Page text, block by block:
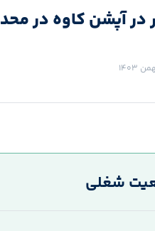
در آپشن کاوه در
شغلی